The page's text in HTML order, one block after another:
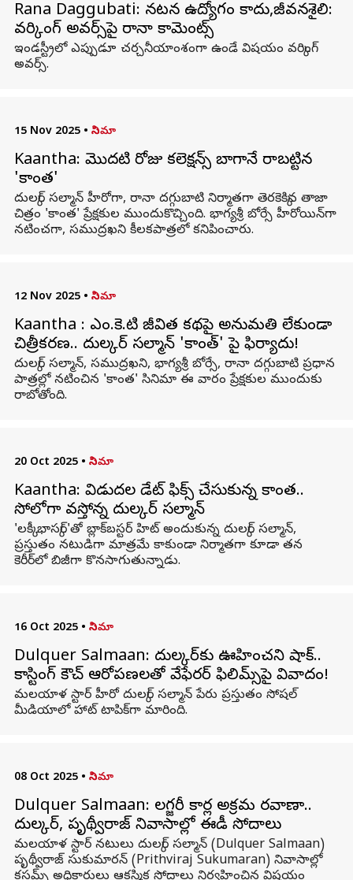
Rana Daggubati: నటన ఉద్యోగం కాదు,జీవనశైలి:
వర్కింగ్‌ అవర్స్‌పై రానా కామెంట్స్‌
ఇండస్ట్రీలో ఎప్పుడూ చర్చనీయాంశంగా ఉండే విషయం వర్కింగ్
అవర్స్.
15 Nov 2025 • సినిమా
Kaantha: మొదటి రోజు కలెక్షన్స్ బాగానే రాబట్టిన
'కాంత'
దుల్కర్‌ సల్మాన్‌ హీరోగా, రానా దగ్గుబాటి నిర్మాతగా తెరకెక్కిన తాజా
చిత్రం 'కాంత' ప్రేక్షకుల ముందుకొచ్చింది. భాగ్యశ్రీ బోర్సే హీరోయిన్‌గా
నటించగా, సముద్రఖని కీలకపాత్రలో కనిపించారు.
12 Nov 2025 • సినిమా
Kaantha : ఎం.కె.టి జీవిత కథపై అనుమతి లేకుండా
చిత్రీకరణ.. దుల్కర్ సల్మాన్ 'కాంత్' పై ఫిర్యాదు!
దుల్కర్‌ సల్మాన్‌, సముద్రఖని, భాగ్యశ్రీ బోర్సే, రానా దగ్గుబాటి ప్రధాన
పాత్రల్లో నటించిన 'కాంత' సినిమా ఈ వారం ప్రేక్షకుల ముందుకు
రాబోతోంది.
20 Oct 2025 • సినిమా
Kaantha: విడుదల డేట్ ఫిక్స్ చేసుకున్న కాంత‌..
సోలోగా వ‌స్తోన్న దుల్కర్ స‌ల్మాన్
'లక్కీ భాస్కర్'తో బ్లాక్‌బస్టర్ హిట్ అందుకున్న దుల్కర్ సల్మాన్,
ప్రస్తుతం నటుడిగా మాత్రమే కాకుండా నిర్మాతగా కూడా తన
కెరీర్‌లో బిజీగా కొనసాగుతున్నాడు.
16 Oct 2025 • సినిమా
Dulquer Salmaan: దుల్కర్‌కు ఊహించని షాక్..
కాస్టింగ్ కౌచ్ ఆరోపణలతో వేఫేరర్ ఫిలిమ్స్‌పై వివాదం!
మలయాళ స్టార్ హీరో దుల్కర్ సల్మాన్ పేరు ప్రస్తుతం సోషల్
మీడియాలో హాట్ టాపిక్‌గా మారింది.
08 Oct 2025 • సినిమా
Dulquer Salmaan: లగ్జరీ కార్ల అక్రమ రవాణా..
దుల్కర్, పృథ్వీరాజ్ నివాసాల్లో ఈడీ సోదాలు
మలయాళ స్టార్ నటులు దుల్కర్ సల్మాన్ (Dulquer Salmaan)
పృథ్వీరాజ్ సుకుమారన్ (Prithviraj Sukumaran) నివాసాల్లో